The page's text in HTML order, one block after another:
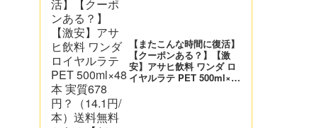
【またこんな時間に復活】
【クーポンある？】【激
安】アサヒ飲料 ワンダ ロ
イヤルラテ PET 500ml×48